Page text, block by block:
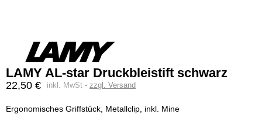
LAMY AL-star Druckbleistift schwarz
22,50 € inkl. MwSt zzgl. Versand
Ergonomisches Griffstück, Metallclip, inkl. Mine